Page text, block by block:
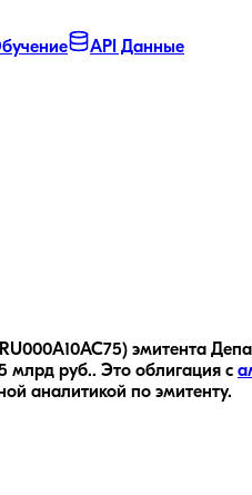
API Данные
эмитента
млрд руб.. Это облигация с
аналитикой по эмитенту.